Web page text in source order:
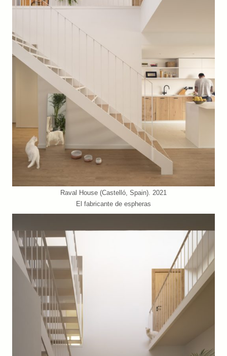
Raval House (Castelló, Spain). 2021
El fabricante de espheras